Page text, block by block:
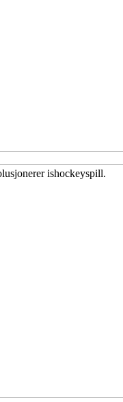
ishockeyspill.